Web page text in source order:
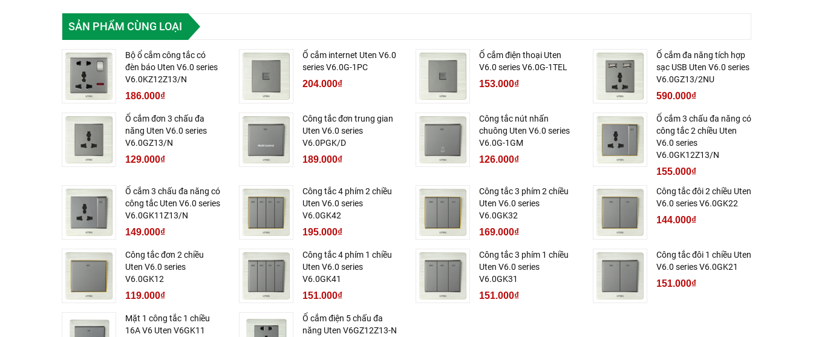
SẢN PHẨM CÙNG LOẠI
Bộ ổ cắm công tắc có
đèn báo Uten V6.0 series
V6.0KZ12Z13/N
186.000₫
Ổ cắm internet Uten V6.0
series V6.0G-1PC
204.000₫
Ổ cắm điện thoại Uten
V6.0 series V6.0G-1TEL
153.000₫
Ổ cắm đa năng tích hợp
sạc USB Uten V6.0 series
V6.0GZ13/2NU
590.000₫
Ổ cắm đơn 3 chấu đa
năng Uten V6.0 series
V6.0GZ13/N
129.000₫
Công tắc đơn trung gian
Uten V6.0 series
V6.0PGK/D
189.000₫
Công tắc nút nhấn
chuông Uten V6.0 series
V6.0G-1GM
126.000₫
Ổ cắm 3 chấu đa năng có
công tắc 2 chiều Uten
V6.0 series
V6.0GK12Z13/N
155.000₫
Ổ cắm 3 chấu đa năng có
công tắc Uten V6.0 series
V6.0GK11Z13/N
149.000₫
Công tắc 4 phím 2 chiều
Uten V6.0 series
V6.0GK42
195.000₫
Công tắc 3 phím 2 chiều
Uten V6.0 series
V6.0GK32
169.000₫
Công tắc đôi 2 chiều Uten
V6.0 series V6.0GK22
144.000₫
Công tắc đơn 2 chiều
Uten V6.0 series
V6.0GK12
119.000₫
Công tắc 4 phím 1 chiều
Uten V6.0 series
V6.0GK41
151.000₫
Công tắc 3 phím 1 chiều
Uten V6.0 series
V6.0GK31
151.000₫
Công tắc đôi 1 chiều Uten
V6.0 series V6.0GK21
151.000₫
Mặt 1 công tắc 1 chiều
16A V6 Uten V6GK11
Ổ cắm điện 5 chấu đa
năng Uten V6GZ12Z13-N